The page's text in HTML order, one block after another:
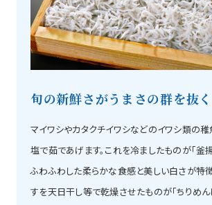
旬の新鮮さがうまさの群を抜く
マイワシやカタクチイワシなどのイワシ類の稚
塩で茹であげます。これを冷ましたものが「釜揚
ふわふわした柔らかな食感と美しい白さが特
すを天日干し等で乾燥させたものが「ちりめん